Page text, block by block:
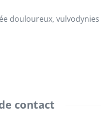
douloureux, vulvodynies
contact